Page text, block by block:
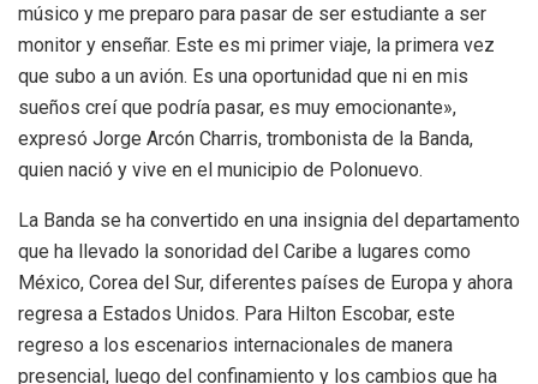
músico y me preparo para pasar de ser estudiante a ser
monitor y enseñar. Este es mi primer viaje, la primera vez
que subo a un avión. Es una oportunidad que ni en mis
sueños creí que podría pasar, es muy emocionante»,
expresó Jorge Arcón Charris, trombonista de la Banda,
quien nació y vive en el municipio de Polonuevo.
La Banda se ha convertido en una insignia del departamento
que ha llevado la sonoridad del Caribe a lugares como
México, Corea del Sur, diferentes países de Europa y ahora
regresa a Estados Unidos. Para Hilton Escobar, este
regreso a los escenarios internacionales de manera
presencial, luego del confinamiento y los cambios que ha